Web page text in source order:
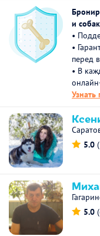
и
•
•
перед
• В
Узнать
5.0
5.0